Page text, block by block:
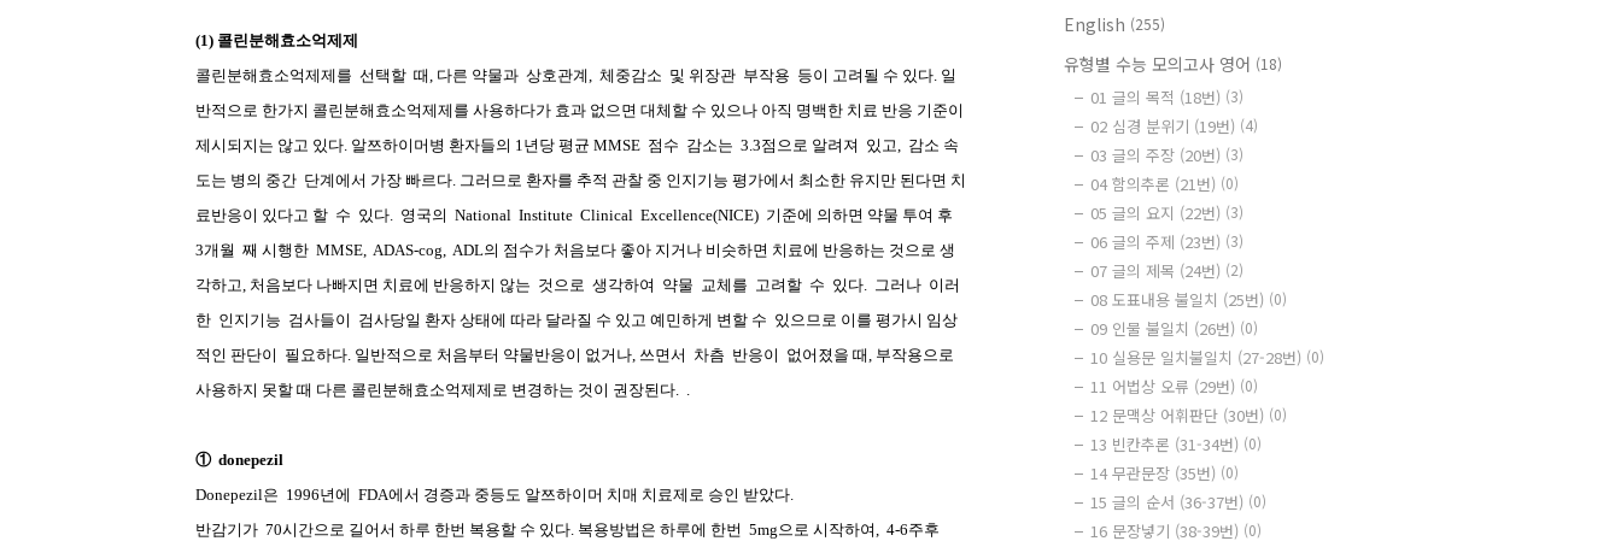
(1) 콜린분해효소억제제
콜린분해효소억제제를 선택할 때, 다른 약물과 상호관계, 체중감소 및 위장관 부작용 등이 고려될 수 있다. 일
반적으로 한가지 콜린분해효소억제제를 사용하다가 효과 없으면 대체할 수 있으나 아직 명백한 치료 반응 기준이
제시되지는 않고 있다. 알쯔하이머병 환자들의 1년당 평균 MMSE 점수 감소는 3.3점으로 알려져 있고, 감소 속
도는 병의 중간 단계에서 가장 빠르다. 그러므로 환자를 추적 관찰 중 인지기능 평가에서 최소한 유지만 된다면 치
료반응이 있다고 할 수 있다. 영국의 National Institute Clinical Excellence(NICE) 기준에 의하면 약물 투여 후
3개월 째 시행한 MMSE, ADAS-cog, ADL의 점수가 처음보다 좋아 지거나 비슷하면 치료에 반응하는 것으로 생
각하고, 처음보다 나빠지면 치료에 반응하지 않는 것으로 생각하여 약물 교체를 고려할 수 있다. 그러나 이러
한 인지기능 검사들이 검사당일 환자 상태에 따라 달라질 수 있고 예민하게 변할 수 있으므로 이를 평가시 임상
적인 판단이 필요하다. 일반적으로 처음부터 약물반응이 없거나, 쓰면서 차츰 반응이 없어졌을 때, 부작용으로
사용하지 못할 때 다른 콜린분해효소억제제로 변경하는 것이 권장된다. .
① donepezil
Donepezil은 1996년에 FDA에서 경증과 중등도 알쯔하이머 치매 치료제로 승인 받았다.
반감기가 70시간으로 길어서 하루 한번 복용할 수 있다. 복용방법은 하루에 한번 5mg으로 시작하여, 4-6주후
English (255)
유형별 수능 모의고사 영어 (18)
01 글의 목적 (18번) (3)
02 심경 분위기 (19번) (4)
03 글의 주장 (20번) (3)
04 함의추론 (21번) (0)
05 글의 요지 (22번) (3)
06 글의 주제 (23번) (3)
07 글의 제목 (24번) (2)
08 도표내용 불일치 (25번) (0)
09 인물 불일치 (26번) (0)
10 실용문 일치불일치 (27-28번) (0)
11 어법상 오류 (29번) (0)
12 문맥상 어휘판단 (30번) (0)
13 빈칸추론 (31-34번) (0)
14 무관문장 (35번) (0)
15 글의 순서 (36-37번) (0)
16 문장넣기 (38-39번) (0)